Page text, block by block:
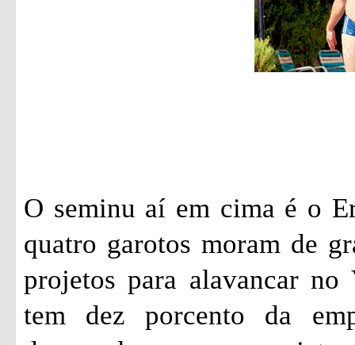
O seminu aí em cima é o
quatro garotos moram de
projetos para alavancar
tem dez porcento da